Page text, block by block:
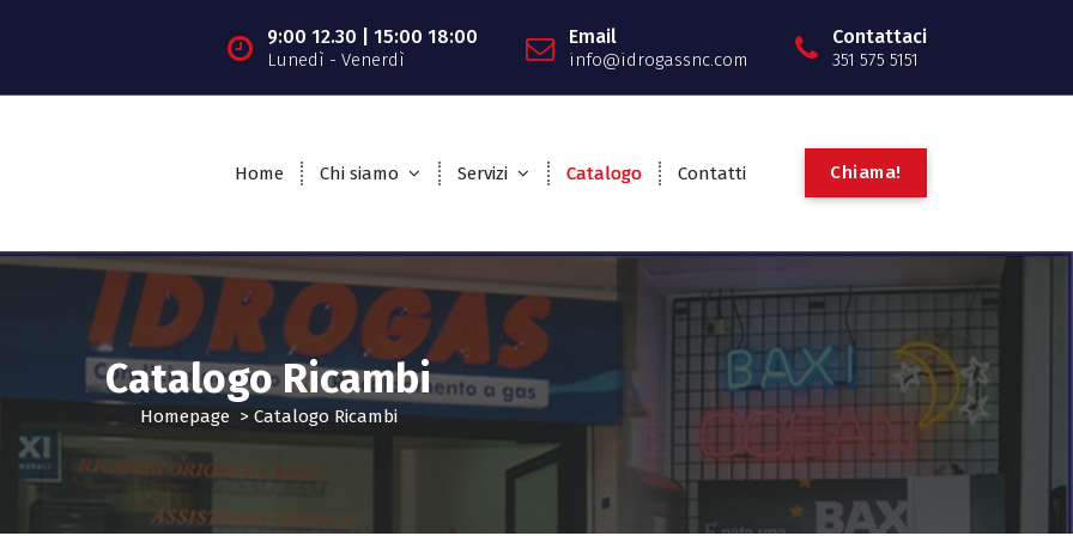
9:00 12.30 | 15:00 18:00
Lunedì - Venerdì
Email
info@idrogassnc.com
Contattaci
351 575 5151
Home Chi siamo Servizi Catalogo Contatti Chiama!
Catalogo Ricambi
Homepage> Catalogo Ricambi